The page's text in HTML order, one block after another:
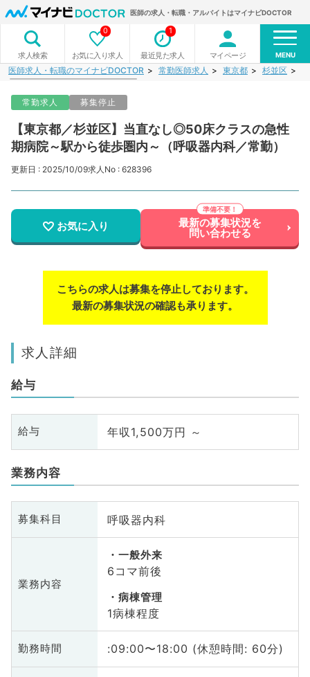
医師の求人・転職・アルバイトはマイナビDOCTOR
求人検索 お気に入り求人
0
最近見た求人
1
マイページ MENU
医師求人・転職のマイナビDOCTOR 常勤医師求人 東京都 杉並区
常勤求人 募集停止
【東京都／杉並区】当直なし◎50床クラスの急性
期病院～駅から徒歩圏内～（呼吸器内科／常勤）
更新日 : 2025/10/09求人No : 628396
お気に入り 最新の募集状況を
問い合わせる
こちらの求人は募集を停止しております。
最新の募集状況の確認も承ります。
求人詳細
給与
給与 年収1,500万円 ～
業務内容
募集科目 呼吸器内科
業務内容
一般外来
6コマ前後
病棟管理
1病棟程度
勤務時間 :09:00〜18:00 (休憩時間: 60分)